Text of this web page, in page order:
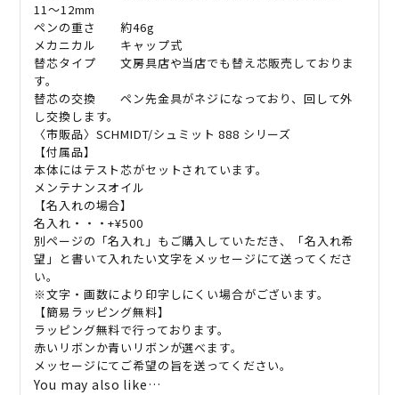
11〜12mm
ペンの重さ 約46g
メカニカル キャップ式
替芯タイプ 文房具店や当店でも替え芯販売しておりま
す。
替芯の交換 ペン先金具がネジになっており、回して外
し交換します。
〈市販品〉 SCHMIDT/シュミット 888 シリーズ
【付属品】
本体にはテスト芯がセットされています。
メンテナンスオイル
【名入れの場合】
名入れ・・・+¥500
別ページの「名入れ」もご購入していただき、「名入れ希
望」と書いて入れたい文字をメッセージにて送ってくださ
い。
※文字・画数により印字しにくい場合がございます。
【簡易ラッピング無料】
ラッピング無料で行っております。
赤いリボンか青いリボンが選べます。
メッセージにてご希望の旨を送ってください。
You may also like…